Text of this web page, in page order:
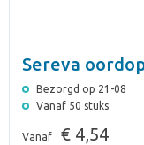
Sereva
Bezorgd op 21-08
Vanaf 50 stuks
Vanaf € 4,54